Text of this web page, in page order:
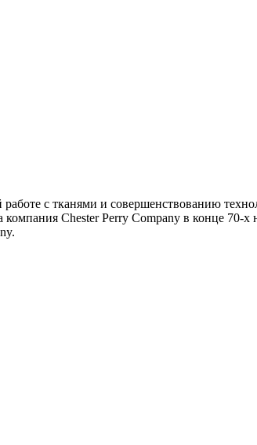
с тканями и совершенствованию
Chester Perry Company в конце 70-х